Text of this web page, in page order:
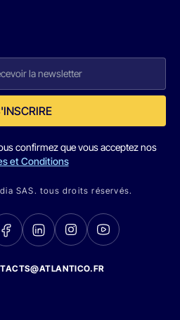
confirmez que vous acceptez nos
et Conditions
SAS. tous droits réservés.